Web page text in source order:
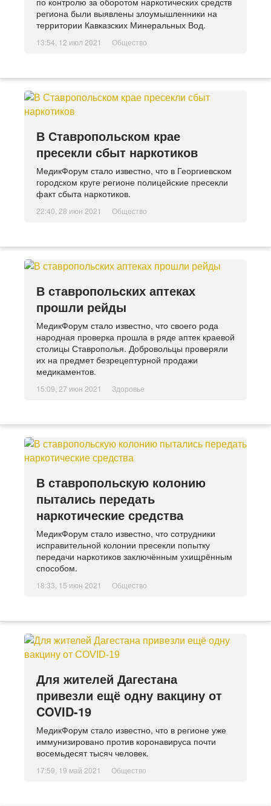
региона были выявлены злоумышленники на
территории Кавказских Минеральных Вод.
13:54, 12 июл 2021 Общество
В Ставропольском крае
пресекли сбыт наркотиков
МедикФорум стало известно, что в Георгиевском
городском круге регионе полицейские пресекли
факт сбыта наркотиков.
22:40, 28 июн 2021 Общество
В ставропольских аптеках
прошли рейды
МедикФорум стало известно, что своего рода
народная проверка прошла в ряде аптек краевой
столицы Ставрополья. Добровольцы проверяли
их на предмет безрецептурной продажи
медикаментов.
15:09, 27 июн 2021 Здоровье
В ставропольскую колонию
пытались передать
наркотические средства
МедикФорум стало известно, что сотрудники
исправительной колонии пресекли попытку
передачи наркотиков заключённым ухищрённым
способом.
18:33, 15 июн 2021 Общество
Для жителей Дагестана
привезли ещё одну вакцину от
COVID-19
МедикФорум стало известно, что в регионе уже
иммунизировано против коронавируса почти
восемьдесят тысяч человек.
17:59, 19 май 2021 Общество